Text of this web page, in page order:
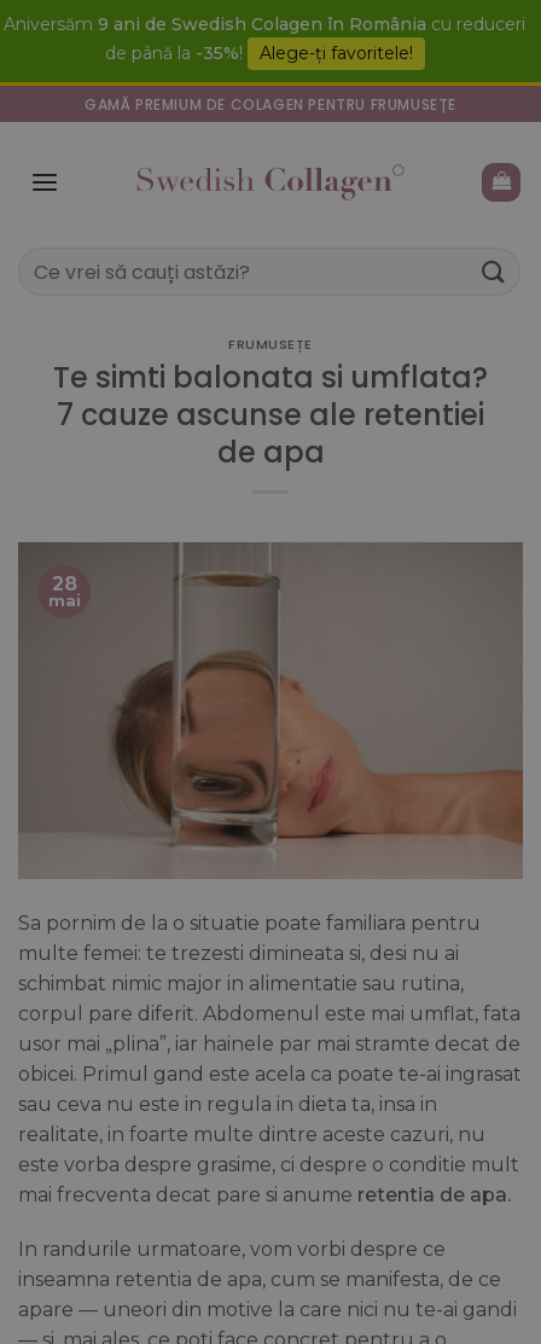
Skip
Aniversăm 9 ani de Swedish Colagen în România cu reduceri
de până la -35%! Alege-ți favoritele!
GAMĂ PREMIUM DE COLAGEN PENTRU FRUMUSEȚE
Caută
FRUMUSEȚE
Te simti balonata si umflata?
7 cauze ascunse ale retentiei
de apa
28
mai
Sa pornim de la o situatie poate familiara pentru
multe femei: te trezesti dimineata si, desi nu ai
schimbat nimic major in alimentatie sau rutina,
corpul pare diferit. Abdomenul este mai umflat, fata
usor mai „plina”, iar hainele par mai stramte decat de
obicei. Primul gand este acela ca poate te-ai ingrasat
sau ceva nu este in regula in dieta ta, insa in
realitate, in foarte multe dintre aceste cazuri, nu
este vorba despre grasime, ci despre o conditie mult
mai frecventa decat pare si anume retentia de apa.
In randurile urmatoare, vom vorbi despre ce
inseamna retentia de apa, cum se manifesta, de ce
apare — uneori din motive la care nici nu te-ai gandi